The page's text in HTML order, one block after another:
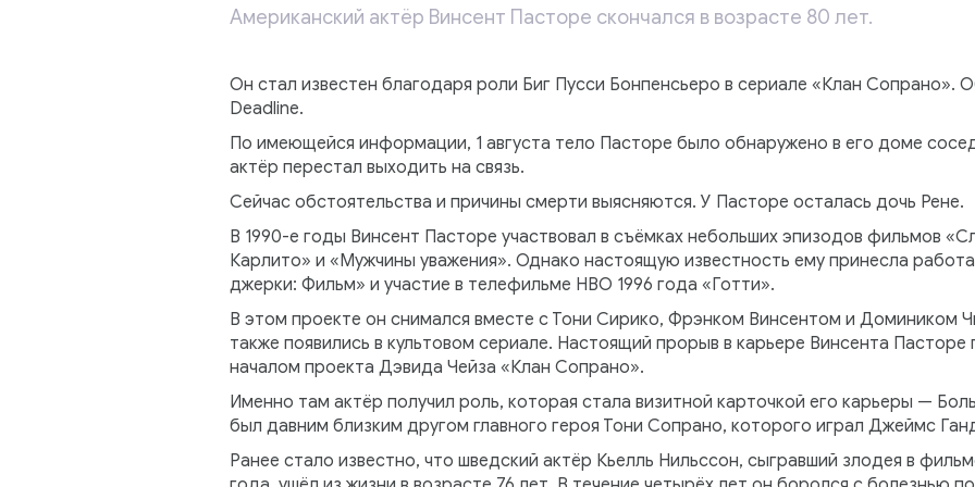
Американский актёр Винсент Пасторе скончался в возрасте 80 лет.
Он стал известен благодаря роли Биг Пусси Бонпенсьеро в сериале «Клан Сопрано».
Deadline.
По имеющейся информации, 1 августа тело Пасторе было обнаружено в его доме
актёр перестал выходить на связь.
Сейчас обстоятельства и причины смерти выясняются. У Пасторе осталась дочь Рене.
В 1990-е годы Винсент Пасторе участвовал в съёмках небольших эпизодов фильмов
Карлито» и «Мужчины уважения». Однако настоящую известность ему принесла
джерки: Фильм» и участие в телефильме HBO 1996 года «Готти».
В этом проекте он снимался вместе с Тони Сирико, Фрэнком Винсентом и Домиником
также появились в культовом сериале. Настоящий прорыв в карьере Винсента Пасторе
началом проекта Дэвида Чейза «Клан Сопрано».
Именно там актёр получил роль, которая стала визитной карточкой его карьеры —
был давним близким другом главного героя Тони Сопрано, которого играл Джеймс
Ранее стало известно, что шведский актёр Кьелль Нильссон, сыгравший злодея в